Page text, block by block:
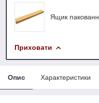
Ящик
Приховати
Опис Характеристики